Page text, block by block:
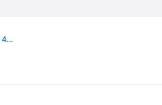
TRIXIE Panier pour porte-bagages en plastique et métal - 36 x 47 x 46 cm - Gris - Pour chien